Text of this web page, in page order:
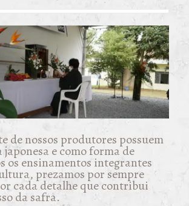
de nossos produtores possuem
japonesa e como forma de
os ensinamentos integrantes
prezamos por sempre
cada detalhe que contribui
da safra.